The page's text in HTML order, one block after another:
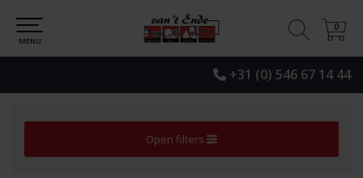
+31 (0) 546 67 14 44
0
0
MENU
Open filters